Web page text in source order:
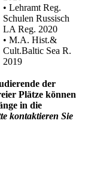
• Lehramt Reg.
Schulen Russisch
LA Reg. 2020
• M.A. Hist.&
Cult.Baltic Sea R.
2019
der
Plätze können
in die
kontaktieren Sie